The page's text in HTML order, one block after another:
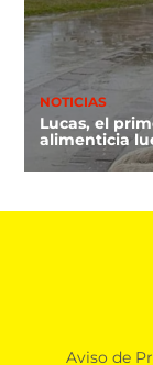
NOTICIAS
Lucas, el
alimenticia
Aviso de